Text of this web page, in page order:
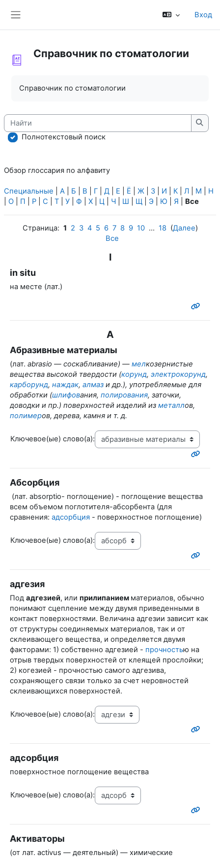
Вход
Справочник по стоматологии
Справочник по стоматологии
Найти
Полнотекстовый поиск
Обзор глоссария по алфавиту
Специальные А Б В Г Д Е Ё Ж З И К Л М
Н
О П Р С Т У Ф Х Ц Ч Ш Щ Э Ю Я Все
Страница: 1 2 3 4 5 6 7 8 9 10... 18 (Далее)
Все
I
in situ
на месте (лат.)
А
Абразивные материалы
(лат. abrasio — соскабливание) — мелкозернистые
вещества высокой твердости (корунд, электрокорунд,
карборунд, наждак, алмаз и др.), употребляемые для
обработки (шлифования, полирования, заточки,
доводки и пр.) поверхностей изделий из металлов,
полимеров, дерева, камня и т. д.
Ключевое(ые) слово(а):
Абсорбция
(лат. absorptio- поглощение) - поглощение вещества
всем объемом поглотителя-абсорбента (для
сравнения: адсорбция - поверхностное поглощение)
Ключевое(ые) слово(а):
адгезия
Под адгезией, или прилипанием материалов, обычно
понимают сцепление между двумя приведенными в
контакт поверхностями. Величина адгезии зависит как
от структуры соединяемых материалов, так и от
склеивающего вещества, и определяется двумя
факторами: 1) собственно адгезией - прочностью на
отрыв твердых поверхностей от клеящей прослойки;
2) когезией - прочностью самого адгезива,
сохраняющего связи только за счет неровностей
склеивающихся поверхностей.
Ключевое(ые) слово(а):
адсорбция
поверхностное поглощение вещества
Ключевое(ые) слово(а):
Активаторы
(от лат. activus — деятельный) — химические